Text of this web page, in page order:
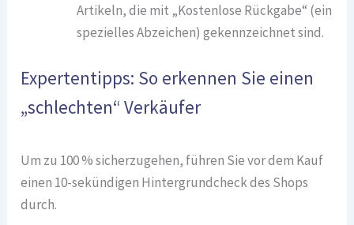
Artikeln, die mit „Kostenlose Rückgabe“ (ein
spezielles Abzeichen) gekennzeichnet sind.
Expertentipps: So erkennen Sie einen
„schlechten“ Verkäufer
Um zu 100 % sicherzugehen, führen Sie vor dem Kauf
einen 10-sekündigen Hintergrundcheck des Shops
durch.